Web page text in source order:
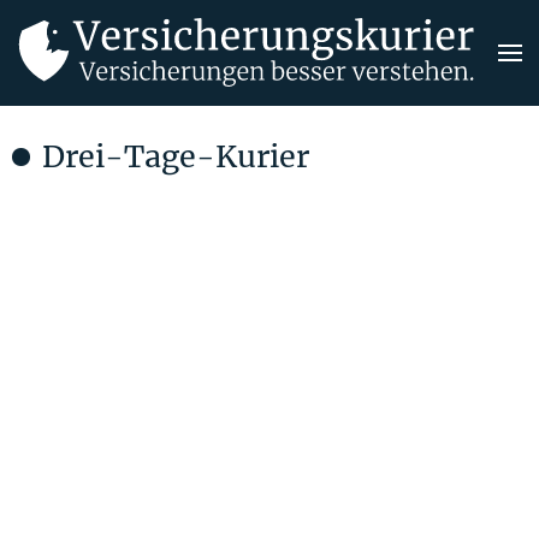
Drei-Tage-Kurier